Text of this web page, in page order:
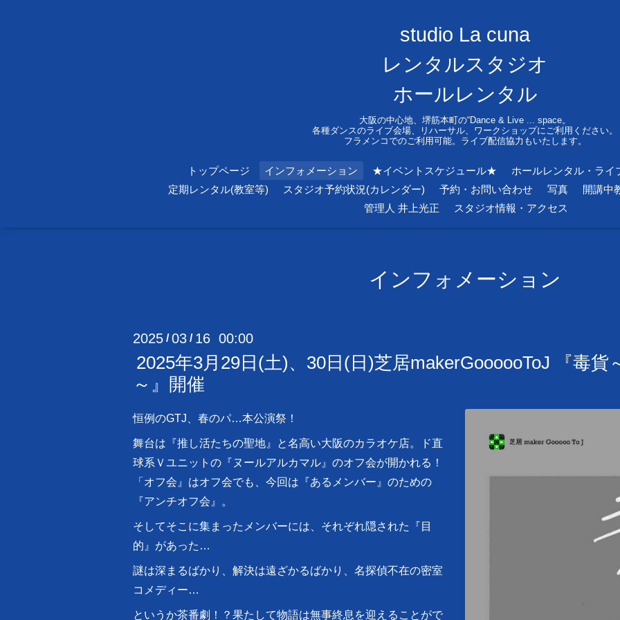
studio La cuna
レンタルスタジオ
ホールレンタル
大阪の中心地、堺筋本町の“Dance & Live ... space。
各種ダンスのライブ会場、リハーサル、ワークショップにご利用ください。
フラメンコでのご利用可能。ライブ配信協力もいたします。
トップページ インフォメーション ★イベントスケジュール★
ホールレンタル・ライ
定期レンタル(教室等)
スタジオ予約状況(カレンダー) 予約・お問い合わせ 写真
開講中
管理人 井上光正
スタジオ情報・アクセス
インフォメーション
2025 /03 / 16 00:00
2025年3月29日(土)、30日(日)芝居makerGoooooToJ 『毒貨
～』開催
恒例のGTJ、春のパ…本公演祭！
舞台は『推し活たちの聖地』と名高い大阪のカラオケ店。ド直
球系Ｖユニットの『ヌールアルカマル』のオフ会が開かれる！
「オフ会』はオフ会でも、今回は『あるメンバー』のための
『アンチオフ会』。
そしてそこに集まったメンバーには、それぞれ隠された『目
的』があった…
謎は深まるばかり、解決は遠ざかるばかり、名探偵不在の密室
コメディー…
というか茶番劇！？果たして物語は無事終息を迎えることがで